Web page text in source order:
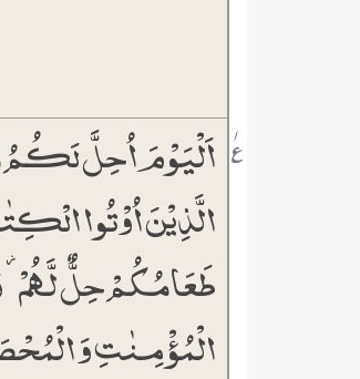
اَلۡیَوۡمَ اُحِلَّ
الَّذِیۡنَ اُوۡتُوا
طَعَامُکُمۡ حِلٌّ
الۡمُؤۡمِنٰتِ وَ
۱